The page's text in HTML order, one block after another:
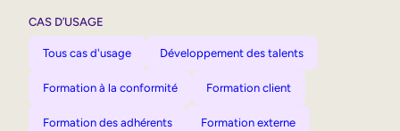
CAS D’USAGE
Tous cas d'usage Développement des talents
Formation à la conformité Formation client
Formation des adhérents Formation externe